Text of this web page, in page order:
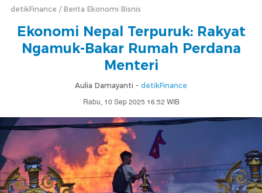
detikFinance Berita Ekonomi Bisnis
Ekonomi Nepal Terpuruk: Rakyat
Ngamuk-Bakar Rumah Perdana
Menteri
Aulia Damayanti - detikFinance
Rabu, 10 Sep 2025 16:52 WIB